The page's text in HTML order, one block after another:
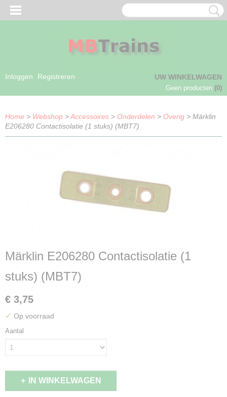
Inloggen Registreren UW WINKELWAGEN
Geen producten (0)
Home > Webshop >Accessoires > Onderdelen > Overig > Märklin
E206280 Contactisolatie (1 stuks) (MBT7)
Märklin E206280 Contactisolatie (1
stuks) (MBT7)
€ 3,75
✓ Op voorraad
Aantal
IN WINKELWAGEN